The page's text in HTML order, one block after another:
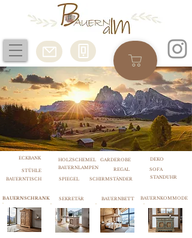
BAUERNTISCH SPIEGEL SCHIRMSTÄNDER
BAUERNSCHRANK SEKRETÄR BAUERNBETT
STANDUHR
BAUERNKOMMODE
BAUERNLAMPEN REGAL SOFA
ECKBANK
STÜHLE
HOLZSCHEMEL GARDEROBE DEKO